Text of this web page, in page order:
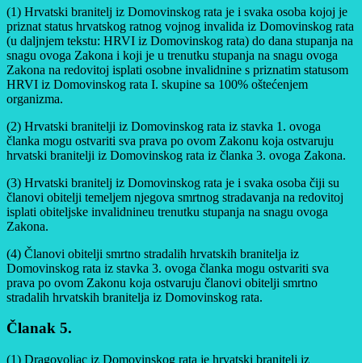
(1) Hrvatski branitelj iz Domovinskog rata je i svaka osoba kojoj je
priznat status hrvatskog ratnog vojnog invalida iz Domovinskog rata
(u daljnjem tekstu: HRVI iz Domovinskog rata) do dana stupanja na
snagu ovoga Zakona i koji je u trenutku stupanja na snagu ovoga
Zakona na redovitoj isplati osobne invalidnine s priznatim statusom
HRVI iz Domovinskog rata I. skupine sa 100% oštećenjem
organizma.
(2) Hrvatski branitelji iz Domovinskog rata iz stavka 1. ovoga
članka mogu ostvariti sva prava po ovom Zakonu koja ostvaruju
hrvatski branitelji iz Domovinskog rata iz članka 3. ovoga Zakona.
(3) Hrvatski branitelj iz Domovinskog rata je i svaka osoba čiji su
članovi obitelji temeljem njegova smrtnog stradavanja na redovitoj
isplati obiteljske invalidnineu trenutku stupanja na snagu ovoga
Zakona.
(4) Članovi obitelji smrtno stradalih hrvatskih branitelja iz
Domovinskog rata iz stavka 3. ovoga članka mogu ostvariti sva
prava po ovom Zakonu koja ostvaruju članovi obitelji smrtno
stradalih hrvatskih branitelja iz Domovinskog rata.
Članak 5.
(1) Dragovoljac iz Domovinskog rata je hrvatski branitelj iz